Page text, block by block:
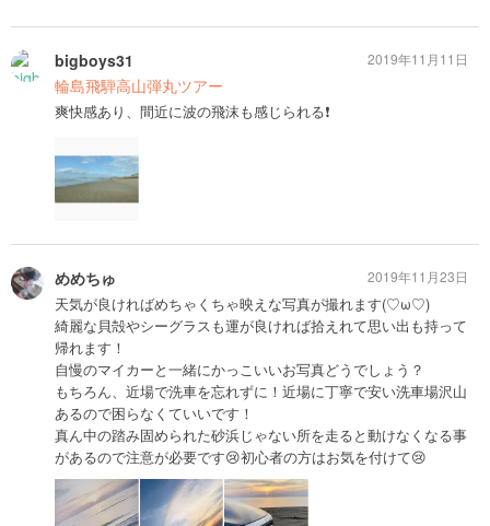
bigboys31
輪島飛騨高山弾丸ツアー
爽快感あり、間近に波の飛沫も感じられる❗️
2019年11月11日
めめちゅ
天気が良ければめちゃくちゃ映えな写真が撮れます(♡ω♡)
綺麗な貝殻やシーグラスも運が良ければ拾えれて思い出も持って
帰れます！
自慢のマイカーと一緒にかっこいいお写真どうでしょう？
もちろん、近場で洗車を忘れずに！近場に丁寧で安い洗車場沢山
あるので困らなくていいです！
真ん中の踏み固められた砂浜じゃない所を走ると動けなくなる事
があるので注意が必要です😢初心者の方はお気を付けて😢
2019年11月23日